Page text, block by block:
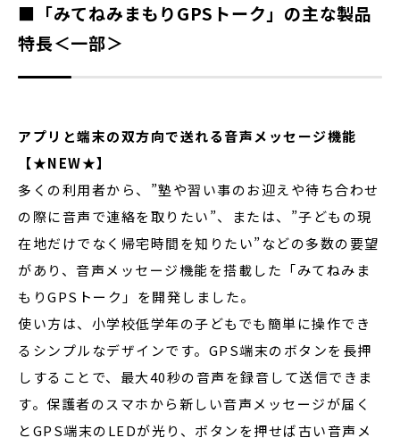
■「みてねみまもりGPSトーク」の主な製品
特長＜一部＞
アプリと端末の双方向で送れる音声メッセージ機能
【★NEW★】
多くの利用者から、”塾や習い事のお迎えや待ち合わせ
の際に音声で連絡を取りたい”、または、”子どもの現
在地だけでなく帰宅時間を知りたい”などの多数の要望
があり、音声メッセージ機能を搭載した「みてねみま
もりGPSトーク」を開発しました。
使い方は、小学校低学年の子どもでも簡単に操作でき
るシンプルなデザインです。GPS端末のボタンを長押
しすることで、最大40秒の音声を録音して送信できま
す。保護者のスマホから新しい音声メッセージが届く
とGPS端末のLEDが光り、ボタンを押せば古い音声メ